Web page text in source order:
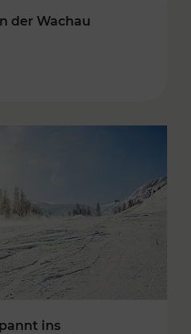
der Wachau
ins